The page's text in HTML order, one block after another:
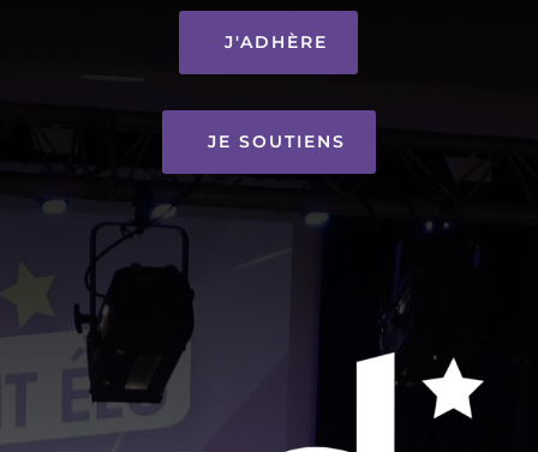
J'ADHÈRE
JE SOUTIENS